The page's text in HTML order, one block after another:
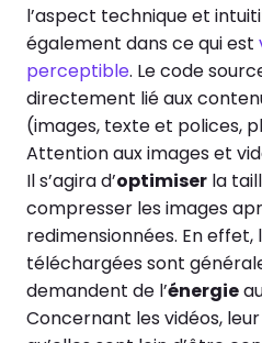
l’aspect technique et
également dans ce qui est
perceptible. Le code
directement lié aux
(images, texte et polices,
Attention aux images et
Il s’agira d’optimiser la
compresser les images
redimensionnées. En
téléchargées sont
demandent de l’énergie
Concernant les vidéos,